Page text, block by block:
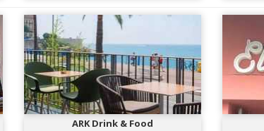
ARK Drink & Food